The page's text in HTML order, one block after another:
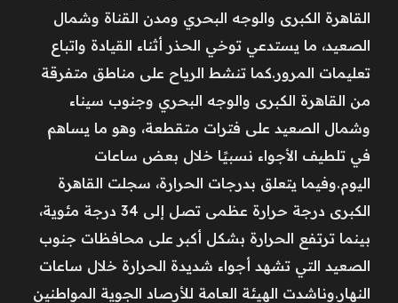
القاهرة الكبرى والوجه البحري ومدن القناة وشمال
الصعيد، ما يستدعي توخي الحذر أثناء القيادة واتباع
تعليمات المرور.كما تنشط الرياح على مناطق متفرقة
من القاهرة الكبرى والوجه البحري وجنوب سيناء
وشمال الصعيد على فترات متقطعة، وهو ما يساهم
في تلطيف الأجواء نسبيًا خلال بعض ساعات
اليوم.وفيما يتعلق بدرجات الحرارة، سجلت القاهرة
الكبرى درجة حرارة عظمى تصل إلى 34 درجة مئوية،
بينما ترتفع الحرارة بشكل أكبر على محافظات جنوب
الصعيد التي تشهد أجواء شديدة الحرارة خلال ساعات
النهار.وناشدت الهيئة العامة للأرصاد الجوية المواطنين